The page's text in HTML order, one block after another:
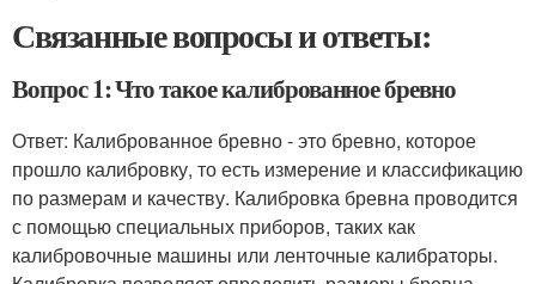
Связанные вопросы и ответы:
Вопрос 1: Что такое калиброванное бревно
Ответ: Калиброванное бревно - это бревно, которое
прошло калибровку, то есть измерение и классификацию
по размерам и качеству. Калибровка бревна проводится
с помощью специальных приборов, таких как
калибровочные машины или ленточные калибраторы.